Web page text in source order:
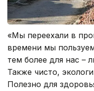
«Мы переехали в
времени мы
тем более для нас –
Также чисто,
Полезно для